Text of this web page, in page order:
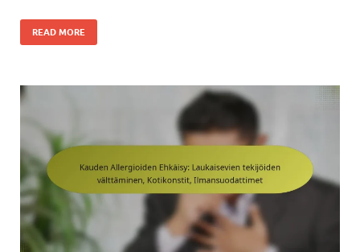
READ MORE